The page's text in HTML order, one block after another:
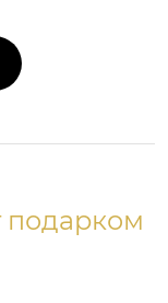
подарком